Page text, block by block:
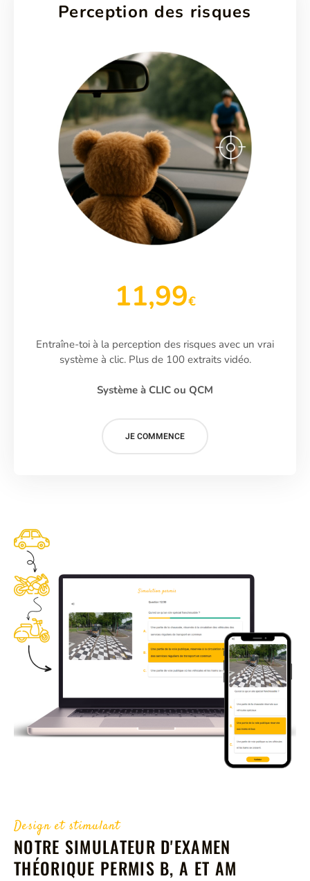
Perception des risques
11,99€
Entraîne-toi à la perception des risques avec un vrai
système à clic. Plus de 100 extraits vidéo.
Système à CLIC ou QCM
JE COMMENCE
Design et stimulant
NOTRE SIMULATEUR D'EXAMEN
THÉORIQUE PERMIS B, A ET AM